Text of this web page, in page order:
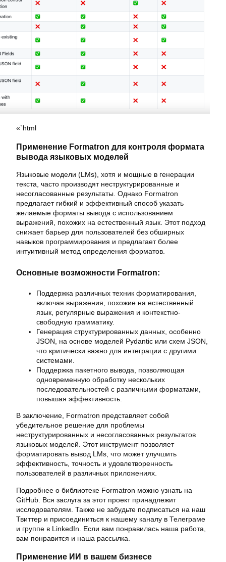
«`html
Применение Formatron для контроля формата
вывода языковых моделей
Языковые модели (LMs), хотя и мощные в генерации
текста, часто производят неструктурированные и
несогласованные результаты. Однако Formatron
предлагает гибкий и эффективный способ указать
желаемые форматы вывода с использованием
выражений, похожих на естественный язык. Этот подход
снижает барьер для пользователей без обширных
навыков программирования и предлагает более
интуитивный метод определения форматов.
Основные возможности Formatron:
Поддержка различных техник форматирования,
включая выражения, похожие на естественный
язык, регулярные выражения и контекстно-
свободную грамматику.
Генерация структурированных данных, особенно
JSON, на основе моделей Pydantic или схем JSON,
что критически важно для интеграции с другими
системами.
Поддержка пакетного вывода, позволяющая
одновременную обработку нескольких
последовательностей с различными форматами,
повышая эффективность.
В заключение, Formatron представляет собой
убедительное решение для проблемы
неструктурированных и несогласованных результатов
языковых моделей. Этот инструмент позволяет
форматировать вывод LMs, что может улучшить
эффективность, точность и удовлетворенность
пользователей в различных приложениях.
Подробнее о библиотеке Formatron можно узнать на
GitHub. Вся заслуга за этот проект принадлежит
исследователям. Также не забудьте подписаться на наш
Твиттер и присоединиться к нашему каналу в Телеграме
и группе в LinkedIn. Если вам понравилась наша работа,
вам понравится и наша рассылка.
Применение ИИ в вашем бизнесе